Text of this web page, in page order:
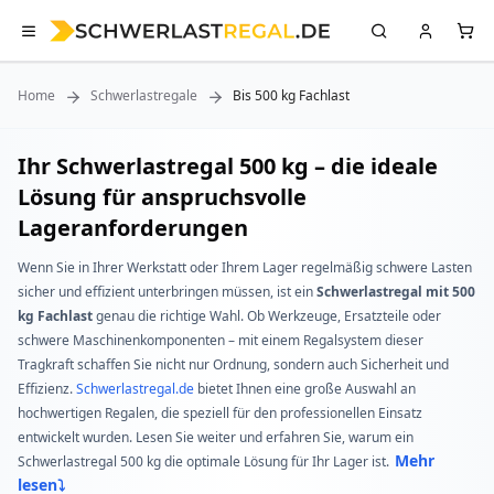
Home Schwerlastregale Bis 500 kg Fachlast
Ihr Schwerlastregal 500 kg – die ideale
Lösung für anspruchsvolle
Lageranforderungen
Wenn Sie in Ihrer Werkstatt oder Ihrem Lager regelmäßig schwere Lasten
sicher und effizient unterbringen müssen, ist einSchwerlastregal mit 500
kg Fachlastgenau die richtige Wahl. Ob Werkzeuge, Ersatzteile oder
schwere Maschinenkomponenten – mit einem Regalsystem dieser
Tragkraft schaffen Sie nicht nur Ordnung, sondern auch Sicherheit und
Effizienz.Schwerlastregal.de bietet Ihnen eine große Auswahl an
hochwertigen Regalen, die speziell für den professionellen Einsatz
entwickelt wurden. Lesen Sie weiter und erfahren Sie, warum ein
Schwerlastregal 500 kg die optimale Lösung für Ihr Lager ist. Mehr
lesen